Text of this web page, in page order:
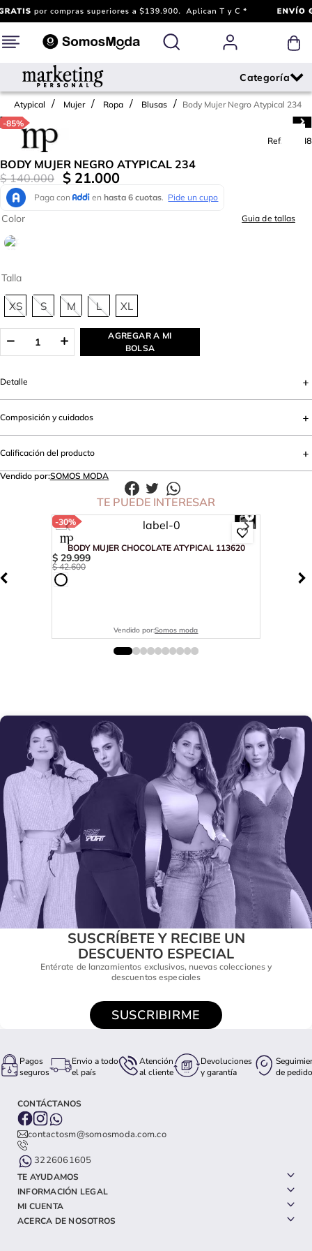
Atypical Mujer Ropa Blusas
Body Mujer Negro Atypical 234
-85%
Ref.
736618
BODY MUJER NEGRO ATYPICAL 234
$ 140.000 $ 21.000
Talla
XS S M L XL
Color Guia de tallas
AGREGAR A MI
BOLSA
Detalle
Composición y cuidados
Calificación del producto
Vendido por:SOMOS MODA
TE PUEDE INTERESAR
-30%
BODY MUJER CHOCOLATE ATYPICAL 113620
$ 29.999
$ 42.600
Vendido por:Somos moda
SUSCRÍBETE Y RECIBE UN
DESCUENTO ESPECIAL
Entérate de lanzamientos exclusivos, nuevas colecciones y
descuentos especiales
SUSCRIBIRME
Pagos
seguros
Envio a todo
el país
Atención
al cliente
Devoluciones
y garantía
de pedido
CONTÁCTANOS
contactosm@somosmoda.com.co
3226061605
TE AYUDAMOS
INFORMACIÓN LEGAL
MI CUENTA
ACERCA DE NOSOTROS